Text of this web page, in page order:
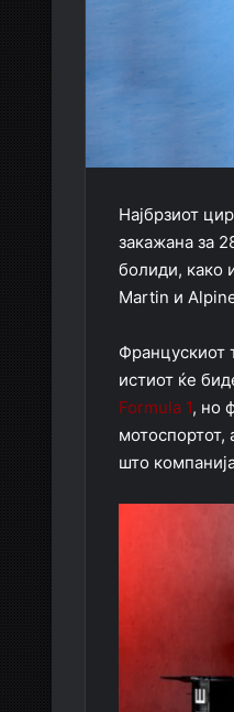
Најбрзиот
закажана за
болиди, како
Martin и
Францускиот
истиот ќе
Formula 1, но
мотоспортот,
што